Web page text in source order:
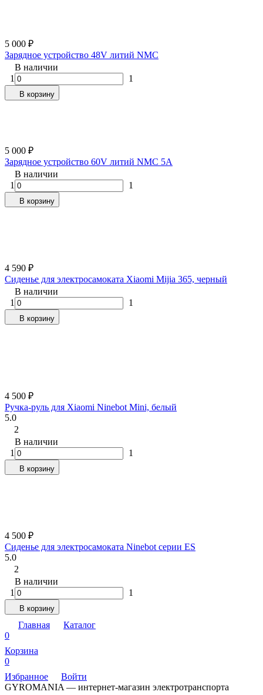
5 000 ₽
Зарядное устройство 48V литий NMC
В наличии
1
1
В корзину
5 000 ₽
Зарядное устройство 60V литий NMC 5A
В наличии
1
1
В корзину
4 590 ₽
Сиденье для электросамоката Xiaomi Mijia 365, черный
В наличии
1
1
В корзину
4 500 ₽
Ручка-руль для Xiaomi Ninebot Mini, белый
5.0
2
В наличии
1
1
В корзину
4 500 ₽
Сиденье для электросамоката Ninebot серии ES
5.0
2
В наличии
1
1
В корзину
Главная
Каталог
0
Корзина
0
Избранное
Войти
GYROMANIA — интернет-магазин электротранспорта